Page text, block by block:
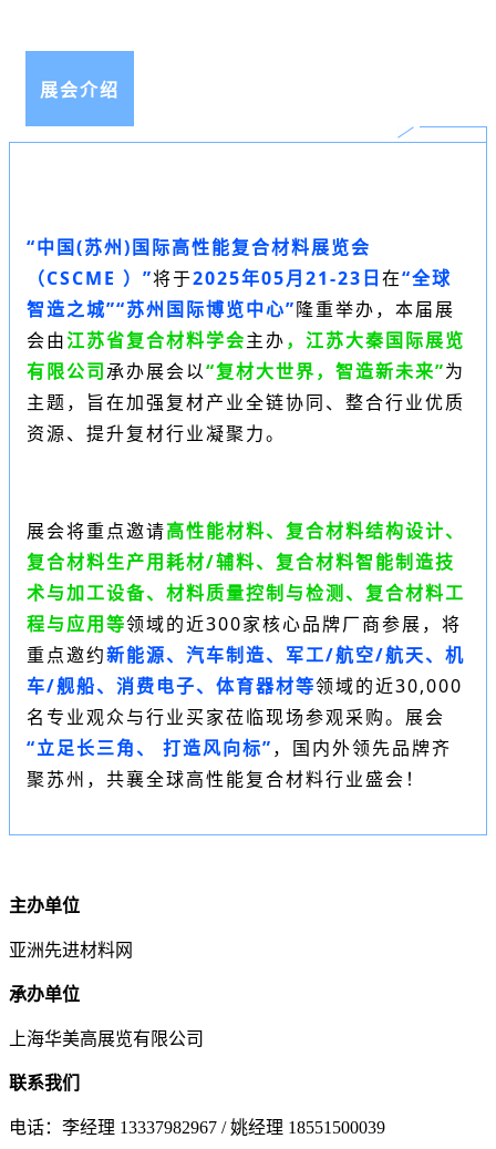
展会介绍
“中国(苏州)国际高性能复合材料展览会
（CSCME ）”将于2025年05月21-23日在“全球
智造之城”“苏州国际博览中心”隆重举办，本届展
会由江苏省复合材料学会主办，江苏大秦国际展览
有限公司承办展会以“复材大世界，智造新未来”为
主题，旨在加强复材产业全链协同、整合行业优质
资源、提升复材行业凝聚力。
展会将重点邀请高性能材料、复合材料结构设计、
复合材料生产用耗材/辅料、复合材料智能制造技
术与加工设备、材料质量控制与检测、复合材料工
程与应用等领域的近300家核心品牌厂商参展，将
重点邀约新能源、汽车制造、军工/航空/航天、机
车/舰船、消费电子、体育器材等领域的近30,000
名专业观众与行业买家莅临现场参观采购。展会
“立足长三角、 打造风向标”，国内外领先品牌齐
聚苏州，共襄全球高性能复合材料行业盛会！
主办单位
亚洲先进材料网
承办单位
上海华美高展览有限公司
联系我们
电话：李经理 13337982967 / 姚经理 18551500039